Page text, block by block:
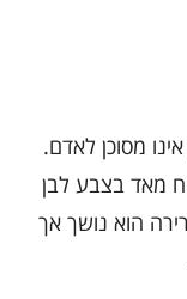
אינו מסוכן לאדם.
מאד בצבע לבן
הוא נושך אך